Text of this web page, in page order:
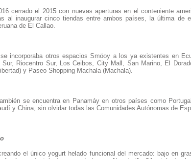
cerrado el 2015 con nuevas aperturas en el conteniente
al inaugurar cinco tiendas entre ambos países, la última de
de El Callao.
incorporaba otros espacios Smöoy a los ya existentes en
Riocentro Sur, Los Ceibos, City Mall, San Marino, El
y Paseo Shopping Machala (Machala).
se encuentra en Panamáy en otros países como
y China, sin olvidar todas las Comunidades Autónomas de
el único yogurt helado funcional del mercado: bajo en